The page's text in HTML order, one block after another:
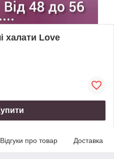
халати Love
Відгуки про товар Доставка